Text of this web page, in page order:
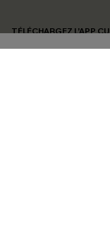
TÉLÉCHARGEZ L’APP